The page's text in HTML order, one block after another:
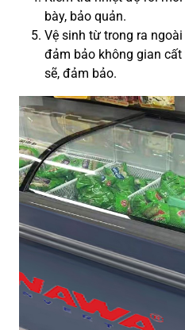
bày, bảo quản.
Vệ sinh từ trong ra
đảm bảo không gian
sẽ, đảm bảo.